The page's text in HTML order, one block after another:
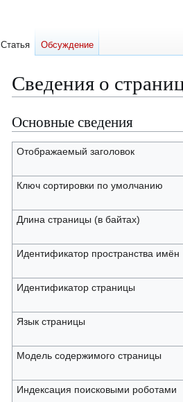
Сведения о
Перейти
к
навигации
Перейти
к
поиску
Основные сведения
Отображаемый заголовок
Ключ сортировки по умолчанию
Длина страницы (в байтах)
Идентификатор пространства имён
Идентификатор страницы
Язык страницы
Модель содержимого страницы
Индексация поисковыми роботами
Статья Обсуждение